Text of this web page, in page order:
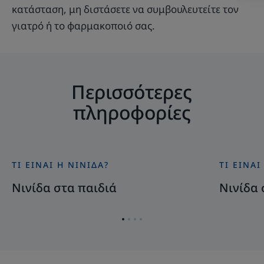
κατάσταση, μη διστάσετε να συμβουλευτείτε τον
γιατρό ή το φαρμακοποιό σας.
Περισσότερες
πληροφορίες
Ανακαλύψτε
Νινίδα
ΤΙ ΕΊΝΑΙ Η ΝΙΝΊΔΑ?
Νινίδα στα παιδιά
Νινίδα
ΤΙ
Νινίδα
GoGo
GoGo